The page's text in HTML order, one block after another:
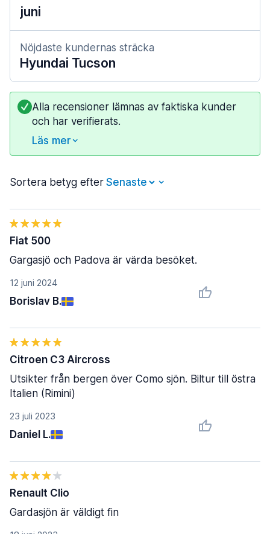
juni
Nöjdaste kundernas sträcka
Hyundai Tucson
Alla recensioner lämnas av faktiska kunder
och har verifierats.
Läs mer
Sortera betyg efter
12 juni 2024
Borislav B.
Fiat 500
Gargasjö och Padova är värda besöket.
23 juli 2023
Daniel L.
Citroen C3 Aircross
Utsikter från bergen över Como sjön. Biltur till östra
Italien (Rimini)
Renault Clio
Gardasjön är väldigt fin